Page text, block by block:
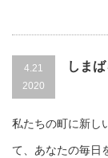
4.21
2020
しま
私たちの町に新し
て、あなたの毎日